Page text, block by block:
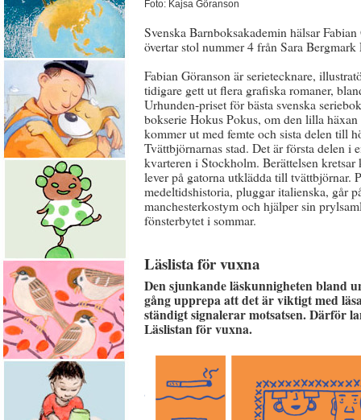
Foto: Kajsa Göranson
Svenska Barnboksakademin hälsar
övertar stol nummer 4 från Sara
Fabian Göranson är serietecknare,
tidigare gett ut flera grafiska romaner,
Urhunden-priset för bästa svenska
bokserie Hokus Pokus, om den lilla
kommer ut med femte och sista delen till
Tvättbjörnarnas stad. Det är första delen
kvarteren i Stockholm. Berättelsen
lever på gatorna utklädda till tvättbjörnar.
medeltidshistoria, pluggar italienska, går
manchesterkostym och hjälper sin
fönsterbytet i sommar.
Läslista för vuxna
Den sjunkande läskunnigheten bland
gång upprepa att det är viktigt med
ständigt signalerar motsatsen. Därför
Läslistan för vuxna.